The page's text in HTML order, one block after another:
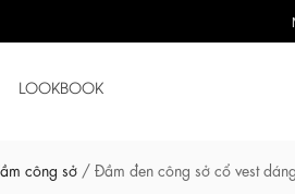
LOOKBOOK
công sở / Đầm đen công sở cổ vest